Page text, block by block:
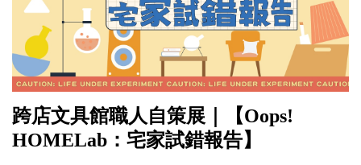
跨店文具館職人自策展｜【Oops!
HOMELab：宅家試錯報告】